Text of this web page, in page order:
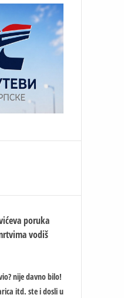
poruka
vodiš
nije davno bilo!
itd. ste i dosli u